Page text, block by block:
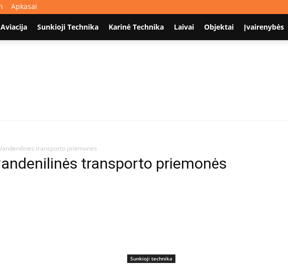
Apkasai
Aviacija Sunkioji Technika Karinė Technika Laivai Objektai Įvairenybės
transporto priemonės
transporto priemonės
Sunkioji technika